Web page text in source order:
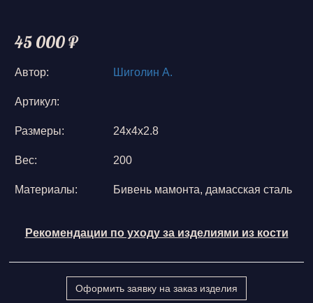
45 000 ₽
Автор: Шиголин А.
Артикул:
Размеры: 24х4х2.8
Вес: 200
Материалы: Бивень мамонта, дамасская сталь
Рекомендации по уходу за изделиями из кости
Оформить заявку на заказ изделия